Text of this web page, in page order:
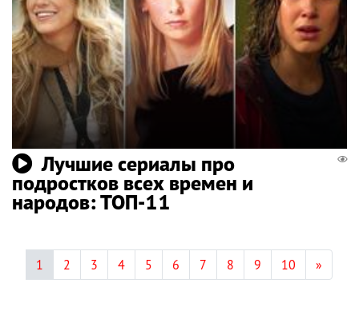
Лучшие сериалы про
подростков всех времен и
народов: ТОП-11
1 2 3 4 5 6 7 8 9 10 »